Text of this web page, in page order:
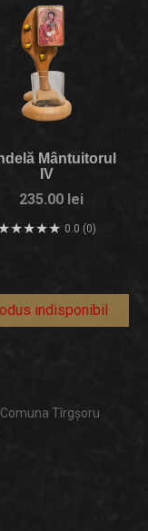
Mântuitorul
IV
235.00 lei
0.0 (0)
indisponibil
Tîrgșoru